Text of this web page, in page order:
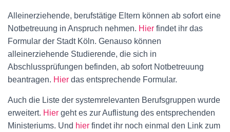
Alleinerziehende, berufstätige Eltern können ab sofort eine
Notbetreuung in Anspruch nehmen. Hier findet ihr das
Formular der Stadt Köln. Genauso können
alleinerziehende Studierende, die sich in
Abschlussprüfungen befinden, ab sofort Notbetreuung
beantragen. Hier das entsprechende Formular.
Auch die Liste der systemrelevanten Berufsgruppen wurde
erweitert. Hier geht es zur Auflistung des entsprechenden
Ministeriums. Und hier findet ihr noch einmal den Link zum